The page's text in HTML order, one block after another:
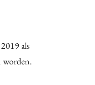
als
worden.